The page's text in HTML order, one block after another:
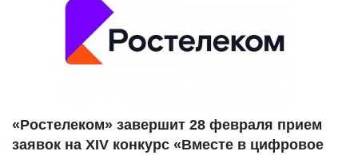
«Ростелеком» завершит 28 февраля прием
заявок на XIV конкурс «Вместе в цифровое